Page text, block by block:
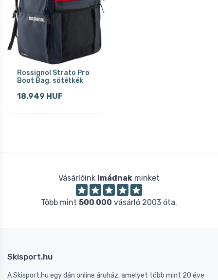
Rossignol Strato Pro
Boot Bag, sötétkék
18.949 HUF
Vásárlóink imádnak minket
Több mint 500 000 vásárló 2003 óta.
Skisport.hu
A Skisport.hu egy dán online áruház, amelyet több mint 20 éve